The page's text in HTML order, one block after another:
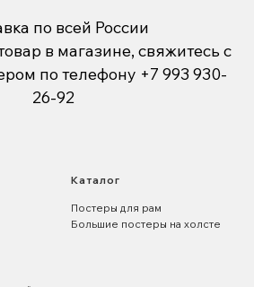
по всей России
в магазине, свяжитесь с
по телефону +7 993 930-
26-92
Каталог
Постеры для рам
Большие постеры на холсте